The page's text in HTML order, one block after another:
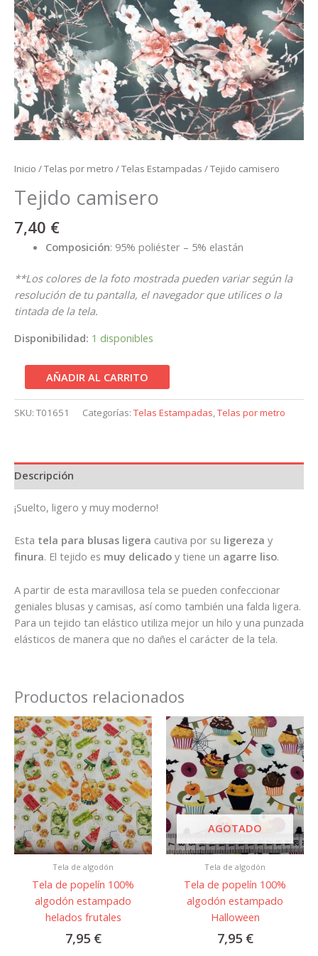
Inicio /Telas por metro /Telas Estampadas / Tejido camisero
Tejido camisero
7,40 €
Composición: 95% poliéster – 5% elastán
**Los colores de la foto mostrada pueden variar según la
resolución de tu pantalla, el navegador que utilices o la
tintada de la tela.
Disponibilidad: 1 disponibles
AÑADIR AL CARRITO
SKU: T01651 Categorías: Telas Estampadas,Telas por metro
Descripción
¡Suelto, ligero y muy moderno!
Esta tela para blusas ligera cautiva por su ligereza y
finura. El tejido es muy delicado y tiene un agarre liso.
A partir de esta maravillosa tela se pueden confeccionar
geniales blusas y camisas, así como también una falda ligera.
Para un tejido tan elástico utiliza mejor un hilo y una punzada
elásticos de manera que no dañes el carácter de la tela.
Productos relacionados
Tela de algodón
Tela de popelín 100%
algodón estampado
helados frutales
7,95 €
AGOTADO
Tela de algodón
Tela de popelín 100%
algodón estampado
Halloween
7,95 €